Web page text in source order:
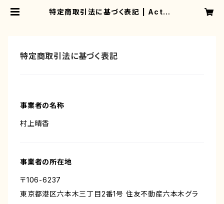
特定商取引法に基づく表記 | Actori
特定商取引法に基づく表記
事業者の名称
村上晴香
事業者の所在地
〒106-6237
東京都港区六本木三丁目2番1号 住友不動産六本木グラ